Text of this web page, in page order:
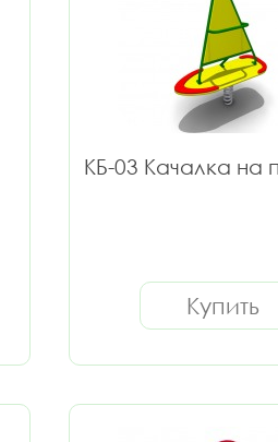
КБ-03 Качалка на
Купить